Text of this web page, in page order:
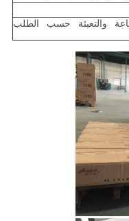
والتعبئة حسب الطلب